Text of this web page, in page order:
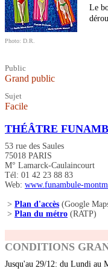
Photo: D.R.
Public
Grand public
Sujet
Facile
Le
THÉÂTRE
53 rue des Saules
75018 PARIS
M° Lamarck-Caulaincourt
Tél: 01 42 23 88 83
Web: www.funambule-
> Plan d'accès (Google
> Plan du métro (RATP)
CONDITIONS
Jusqu'au 29/12: du Lundi au